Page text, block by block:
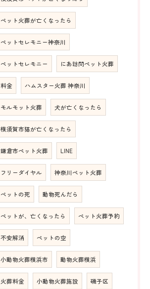
ペット火葬が亡くなったら
ペットセレモニー神奈川
ペットセレモニー にあ訪問ペット火葬
料金 ハムスター火葬 神奈川
モルモット火葬 犬が亡くなったら
横須賀市猫が亡くなったら
鎌倉市ペット火葬 LINE
フリーダイヤル 神奈川ペット火葬
ペットの死 動物死んだら
ペットが、亡くなったら ペット火葬予約
不安解消 ペットの空
小動物火葬横浜市 動物火葬横浜
火葬料金 小動物火葬施設 磯子区